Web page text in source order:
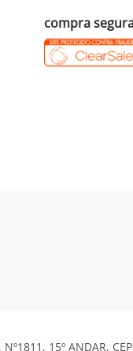
compra
15º ANDAR,